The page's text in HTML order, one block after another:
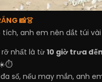
📸👗
anh em nên dắt túi
nhất là từ 10 giờ trưa
☀️⏱️
số, nếu may mắn, anh